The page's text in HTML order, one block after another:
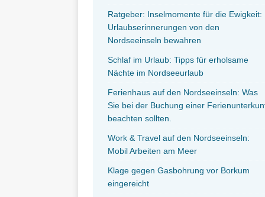
Ratgeber: Inselmomente für die Ewigkeit:
Urlaubserinnerungen von den
Nordseeinseln bewahren
Schlaf im Urlaub: Tipps für erholsame
Nächte im Nordseeurlaub
Ferienhaus auf den Nordseeinseln: Was
Sie bei der Buchung einer
beachten sollten.
Work & Travel auf den Nordseeinseln:
Mobil Arbeiten am Meer
Klage gegen Gasbohrung vor Borkum
eingereicht